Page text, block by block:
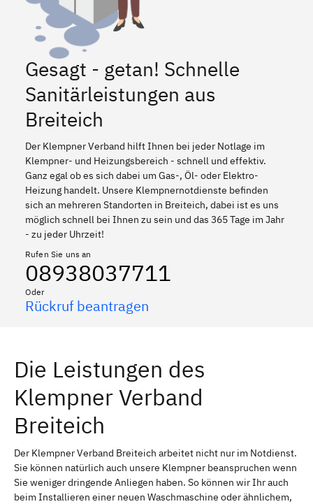
Gesagt - getan! Schnelle
Sanitärleistungen aus
Breiteich
Der Klempner Verband hilft Ihnen bei jeder Notlage im
Klempner- und Heizungsbereich - schnell und effektiv.
Ganz egal ob es sich dabei um Gas-, Öl- oder Elektro-
Heizung handelt. Unsere Klempnernotdienste befinden
sich an mehreren Standorten in Breiteich, dabei ist es uns
möglich schnell bei Ihnen zu sein und das 365 Tage im Jahr
- zu jeder Uhrzeit!
Rufen Sie uns an
08938037711
Oder
Rückruf beantragen
Die Leistungen des
Klempner Verband
Breiteich
Der Klempner Verband Breiteich arbeitet nicht nur im Notdienst.
Sie können natürlich auch unsere Klempner beanspruchen wenn
Sie weniger dringende Anliegen haben. So können wir Ihr auch
beim Installieren einer neuen Waschmaschine oder ähnlichem,